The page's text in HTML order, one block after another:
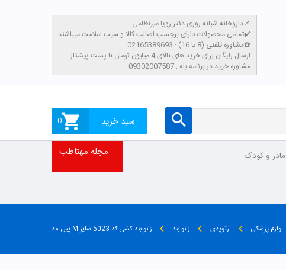
داروخانه شبانه روزی دکتر رویا میرنظامی📌
تمامی محصولات دارای برچسب اصالت کالا و سیب سلامت میباشند✔️
مشاوره تلفنی (8 تا 16) : 02165389693☎️
​ارسال رایگان برای خرید های بالای 4 میلیون تومان با پست پیشتاز
مشاوره خرید در برنامه بله : 09302007587
سبد خرید 0
مادر و کودک مجله مهتاطب
لوازم پزشکی ارتوپدی زانو بند زانو بند کشی کد 5023 سایز M پین مد